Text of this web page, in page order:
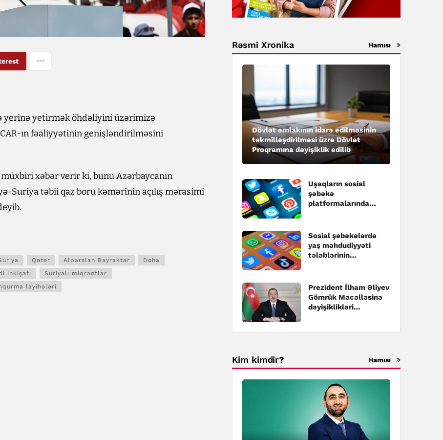
yerinə yetirmək öhdəliyini üzərimizə
ın fəaliyyətinin genişləndirilməsini
xəbər verir ki, bunu Azərbaycanın
Suriya təbii qaz boru kəmərinin açılış mərasimi
Qətər Alparslan Bayraktar
Doha
inkişafı
Suriyalı miqrantlar
layihələri
Rəsmi Xronika Hamısı
Dövlət əmlakının idarə edilməsinin
təkmilləşdirilməsi üzrə Dövlət
Proqramına dəyişiklik edilib
Uşaqların sosial
şəbəkə
platformalarında
təsdiqlənib
Sosial şəbəkələrdə
yaş məhdudiyyəti
tələblərinin
müəyyənləşib
Prezident İlham Əliyev
Gömrük Məcəlləsinə
dəyişiklikləri
Kim kimdir? Hamısı